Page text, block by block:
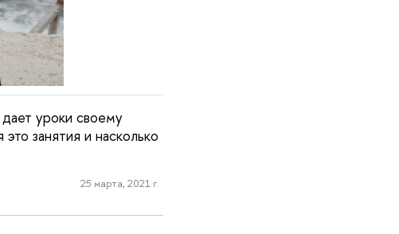
уроки своему
занятия и насколько
25 марта, 2021 г.